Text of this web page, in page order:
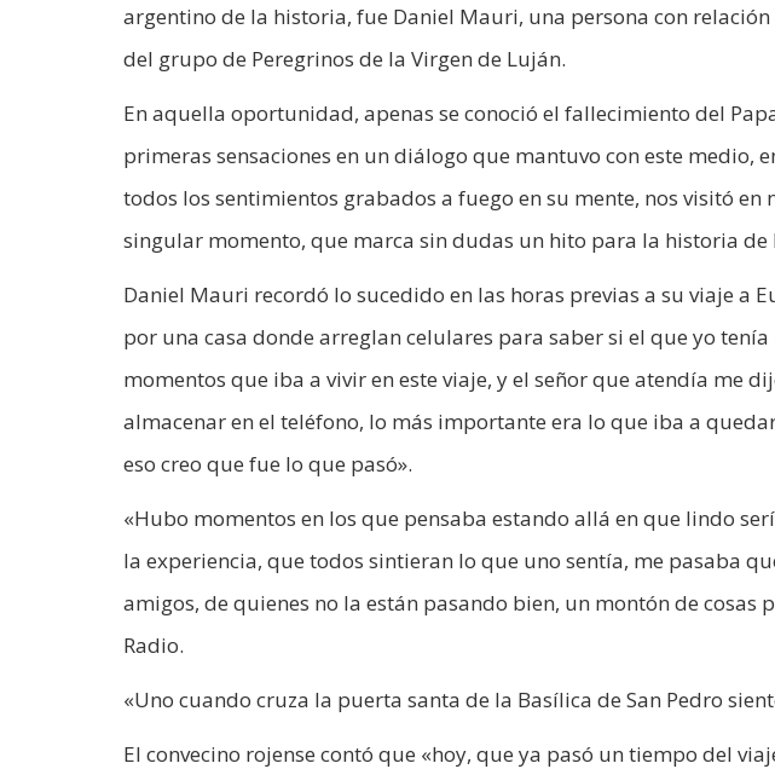
argentino de la historia, fue Daniel Mauri, una persona con
del grupo de Peregrinos de la Virgen de Luján.
En aquella oportunidad, apenas se conoció el fallecimiento del
primeras sensaciones en un diálogo que mantuvo con este medio,
todos los sentimientos grabados a fuego en su mente, nos visitó
singular momento, que marca sin dudas un hito para la historia
Daniel Mauri recordó lo sucedido en las horas previas a su viaje a
por una casa donde arreglan celulares para saber si el que yo
momentos que iba a vivir en este viaje, y el señor que atendía me
almacenar en el teléfono, lo más importante era lo que iba a
eso creo que fue lo que pasó».
«Hubo momentos en los que pensaba estando allá en que lindo
la experiencia, que todos sintieran lo que uno sentía, me pasaba
amigos, de quienes no la están pasando bien, un montón de cosas
Radio.
«Uno cuando cruza la puerta santa de la Basílica de San Pedro
El convecino rojense contó que «hoy, que ya pasó un tiempo del